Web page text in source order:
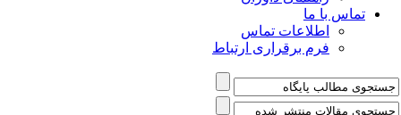
با ما
اطلاعات تماس
فرم برقراری ارتباط